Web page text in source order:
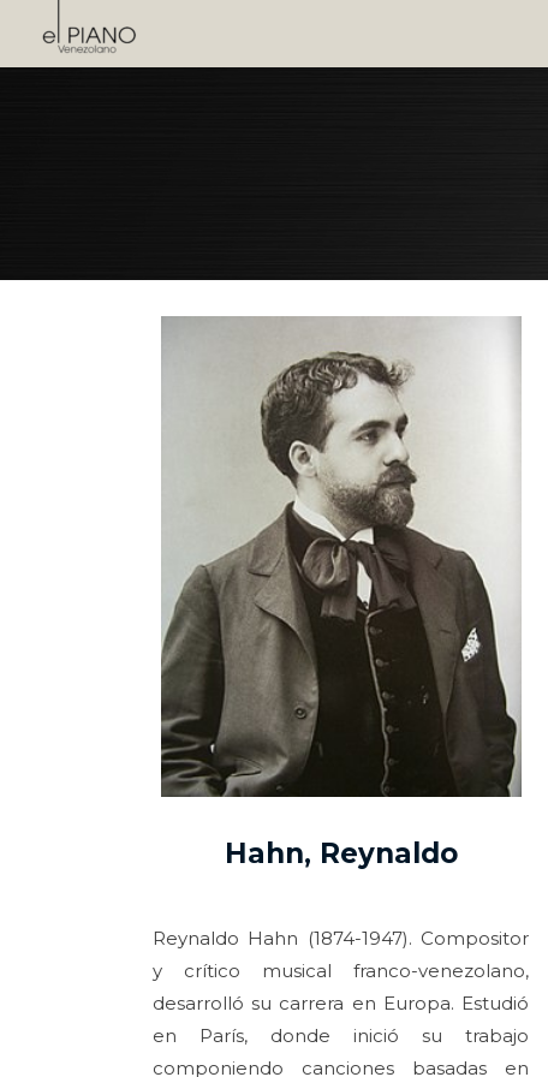
Hahn, Reynaldo
Reynaldo Hahn (1874-1947). Compositor
y crítico musical franco-venezolano,
desarrolló su carrera en Europa. Estudió
en París, donde inició su trabajo
componiendo canciones basadas en